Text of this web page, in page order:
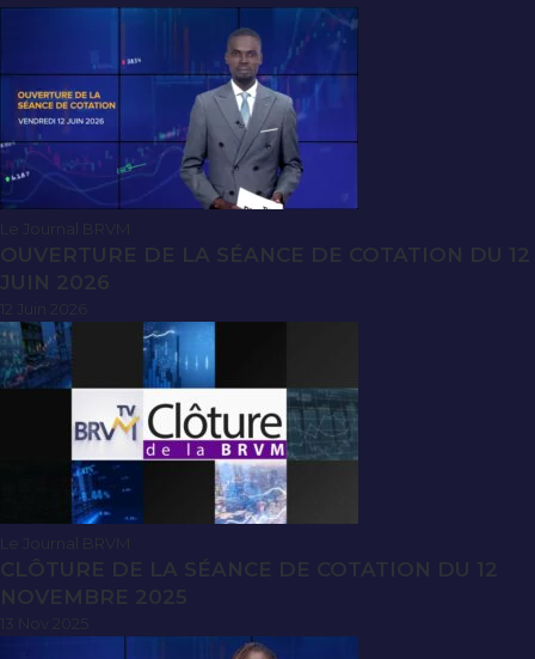
Le Journal BRVM
OUVERTURE DE LA SÉANCE DE COTATION DU 12
JUIN 2026
Le Journal BRVM
CLÔTURE DE LA SÉANCE DE COTATION DU 12
NOVEMBRE 2025